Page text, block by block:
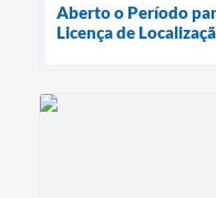
Aberto o Período
Licença de